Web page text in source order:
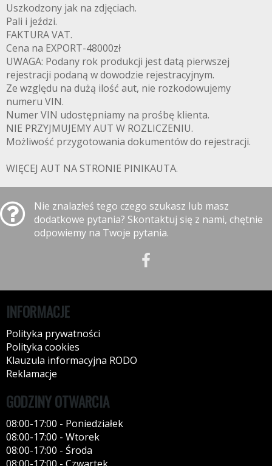
Uszkodzony jak na zdjęciach.
Pali i jeździ.
FAKTURA VAT.
Cena na EXPORT-48000zł
UWAGA: Podany rok produkcji jest datą pierwszej
rejestracji podaną w dowodzie rejestracyjnym.
Ze względu na dużą ilość aut, nie rozkodowujemy
numeru VIN.
Numer VIN udostępniamy na prośbę klienta.
NIE PRZYJMUJEMY AUT W ROZLICZENIU.
Możliwość przygotowania dokumentów do rejestracji.
WIĘCEJ AUT NA STRONIE PINIKAUTA.
Nie znalazłeś tego czego szukasz lub masz
dodatkowe pytania? Skontaktuj się z nami, chętnie
odpowiemy na Twoje pytania.
INFORMACJE
Polityka prywatności
Polityka cookies
Klauzula informacyjna RODO
Reklamacje
GODZINY OTWARCIA
08:00-17:00 - Poniedziałek
08:00-17:00 - Wtorek
08:00-17:00 - Środa